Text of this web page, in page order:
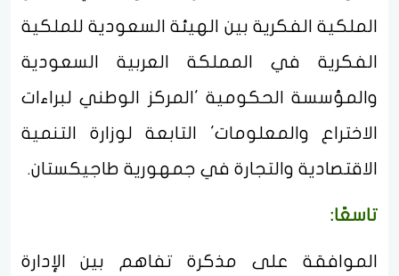
الملكية الفكرية بين الهيئة السعودية للملكية
الفكرية في المملكة العربية السعودية
والمؤسسة الحكومية 'المركز الوطني لبراءات
الاختراع والمعلومات' التابعة لوزارة التنمية
الاقتصادية والتجارة في جمهورية طاجيكستان.
تاسعًا:
الموافقة على مذكرة تفاهم بين الإدارة